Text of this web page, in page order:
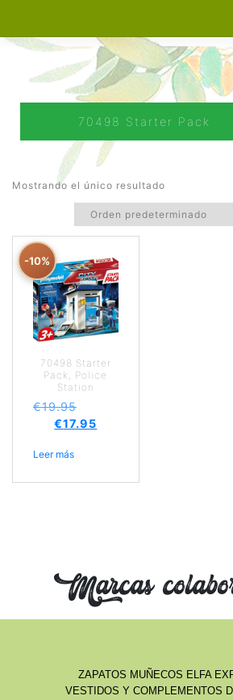
70498 Starter Pack
Mostrando el único resultado
-10%
70498 Starter
Pack, Police
Station
€19.95
€17.95
Leer más
Marcas
ZAPATOS MUÑECOS ELFA
VESTIDOS Y COMPLEMENTOS